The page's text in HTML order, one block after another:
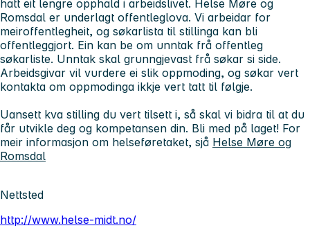
hatt eit lengre opphald i arbeidslivet. Helse Møre og
Romsdal er underlagt offentleglova. Vi arbeidar for
meiroffentlegheit, og søkarlista til stillinga kan bli
offentleggjort. Ein kan be om unntak frå offentleg
søkarliste. Unntak skal grunngjevast frå søkar si side.
Arbeidsgivar vil vurdere ei slik oppmoding, og søkar vert
kontakta om oppmodinga ikkje vert tatt til følgje.
Uansett kva stilling du vert tilsett i, så skal vi bidra til at du
får utvikle deg og kompetansen din. Bli med på laget! For
meir informasjon om helseføretaket, sjå Helse Møre og
Romsdal
Nettsted
http://www.helse-midt.no/